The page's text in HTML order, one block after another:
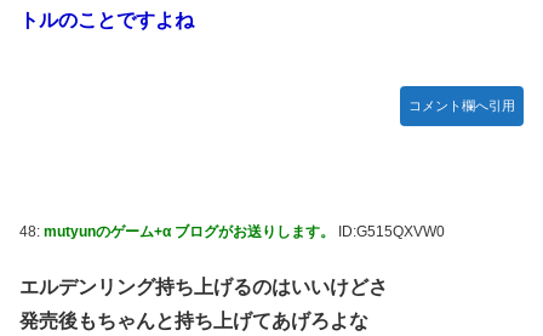
トルのことですよね
コメント欄へ引用
48: mutyunのゲーム+α ブログがお送りします。 ID:G515QXVW0
エルデンリング持ち上げるのはいいけどさ
発売後もちゃんと持ち上げてあげろよな